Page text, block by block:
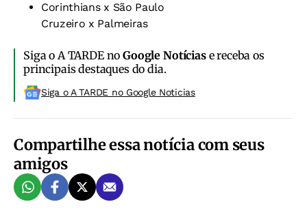
Corinthians x São Paulo
Cruzeiro x Palmeiras
Siga o A TARDE noGoogle Notíciase receba os
principais destaques do dia.
Siga o A TARDE no Google Noticias
Compartilhe essa notícia com seus
amigos